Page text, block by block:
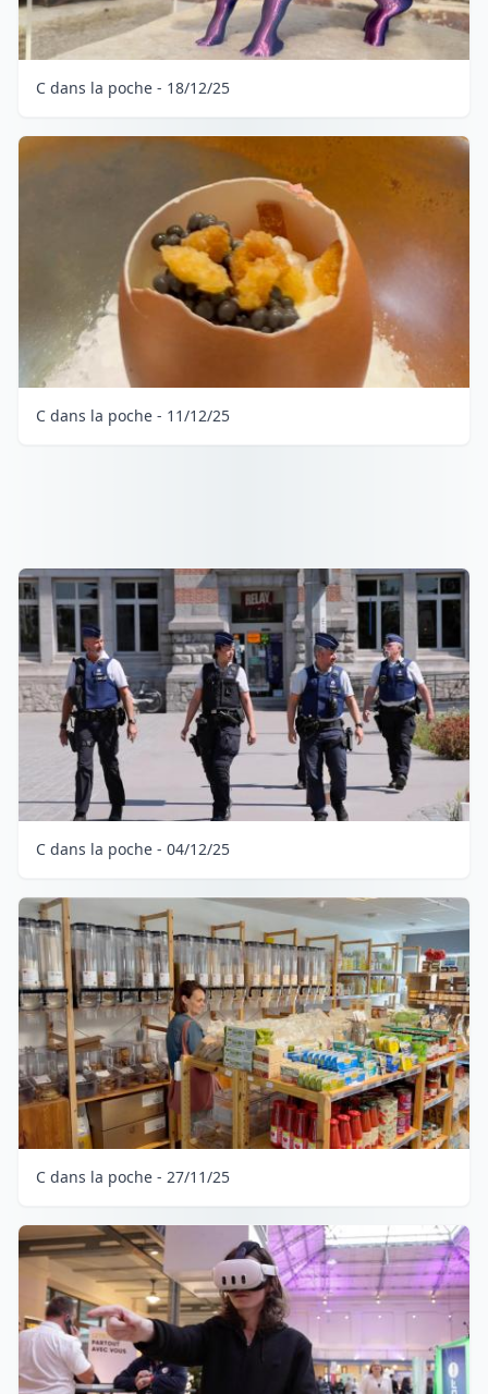
C dans la poche - 18/12/25
C dans la poche - 11/12/25
C dans la poche - 04/12/25
C dans la poche - 27/11/25